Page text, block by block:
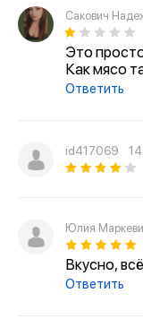
Сакович
Это
Как мясо
Ответить
id417069
Юлия
Вкусно,
Ответить